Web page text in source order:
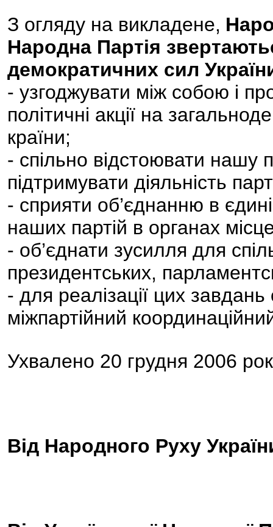
З огляду на викладене,
Народна Партія
демократичних сил
- узгоджувати між собою і
політичні акції на
країни;
- спільно відстоювати нашу
підтримувати діяльність
- сприяти об’єднанню в
наших партій в органах
- об’єднати зусилля для
президентських,
- для реалізації цих
міжпартійний
Ухвалено 20 грудня 2006
Від Народного Руху